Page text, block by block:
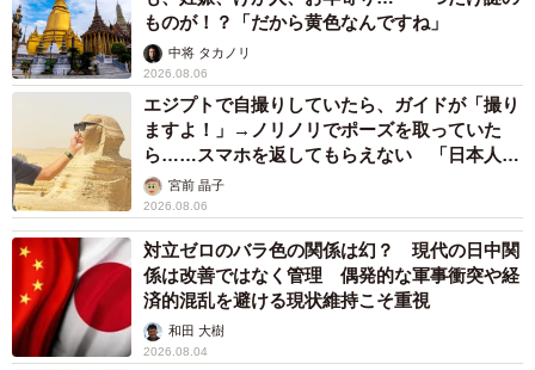
はない”と習氏が判断すれば、ロシアがウクライナ情勢で進
めるサイバー攻撃や正体不明の民兵の派遣、親ロシア派へ
の支援などいわゆるハイブリッド戦を台湾へ援用し、台湾
への電磁波攻撃、台湾に存在する親中勢力への支援などを
いっそう強化し、台湾を内部から破壊する工作をエスカレ
ートさせる恐れがある。
今日、ウクライナ情勢について中国は、西側諸国の対ロシ
ア制裁に中国が参加するかとの質問に対して、「制裁が問
題解決の最善の方法とは考えたことがない」と発言するな
ど、情勢を終始見守る姿勢を堅持している。中国は大きな
ものが！？「だから黄色なんですね」
中将 タカノリ
2026.08.06
エジプトで自撮りしていたら、ガイドが「撮り
ますよ！」→ノリノリでポーズを取っていた
ら……スマホを返してもらえない 「日本人は
カモ代表かも」「私は6時間で3万円払った」
宮前 晶子
2026.08.06
対立ゼロのバラ色の関係は幻？ 現代の日中関
係は改善ではなく管理 偶発的な軍事衝突や経
済的混乱を避ける現状維持こそ重視
和田 大樹
2026.08.04